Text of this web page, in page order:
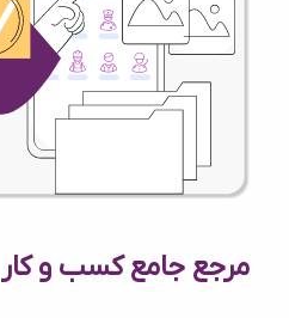
مرجع جامع کسب و کار